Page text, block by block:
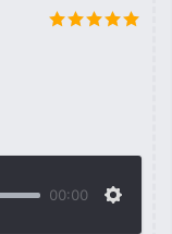
00:00